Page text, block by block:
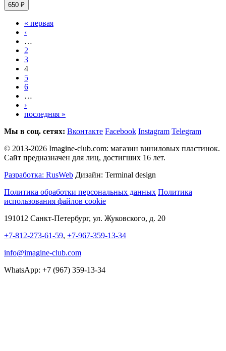
650 ₽
« первая
‹
…
2
3
4
5
6
…
›
последняя »
Мы в соц. сетях: Вконтакте Facebook Instagram Telegram
© 2013-2026 Imagine-club.com: магазин виниловых пластинок.
Сайт предназначен для лиц, достигших 16 лет.
Разработка: RusWeb Дизайн: Terminal design
Политика обработки персональных данных Политика
использования файлов cookie
191012 Санкт-Петербург, ул. Жуковского, д. 20
+7-812-273-61-59, +7-967-359-13-34
info@imagine-club.com
WhatsApp: +7 (967) 359-13-34